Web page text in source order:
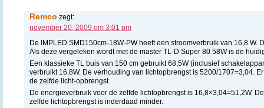
Remco zegt:
november 20, 2009 om 3:01 pm
De IMPLED SMD150cm-18W-PW heeft een stroomverbruik van 16,8 W.
Als deze vergeleken wordt met de master TL-D Super 80 58W is de
Een klassieke TL buis van 150 cm gebruikt 68,5W (inclusief
verbruikt 16,8W. De verhouding van lichtopbrengst is 5200/1707=3,04.
de zelfde licht-opbrengst.
De energieverbruik voor de zelfde lichtopbrengst is 16,8×3,04=51,2W.
zelfde lichtopbrengst is inderdaad minder.